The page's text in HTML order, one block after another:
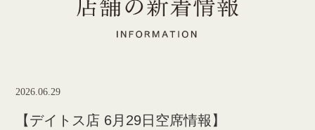
2026.06.29
【デイトス店 6月29日空席情報】